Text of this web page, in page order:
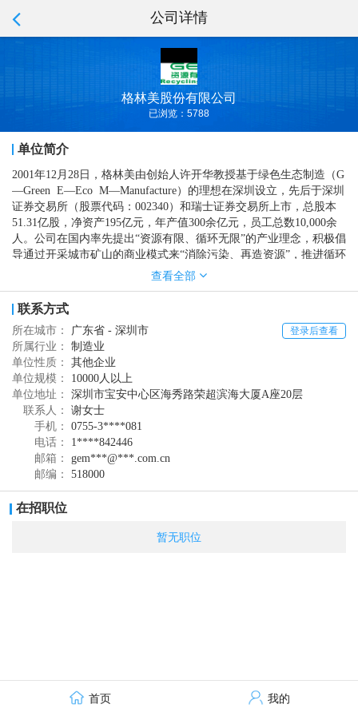
公司详情
格林美股份有限公司
已浏览：5788
单位简介
2001年12月28日，格林美由创始人许开华教授基于绿色生态制造（G
—Green E—Eco M—Manufacture）的理想在深圳设立，先后于深圳
证券交易所（股票代码：002340）和瑞士证券交易所上市，总股本
51.31亿股，净资产195亿元，年产值300余亿元，员工总数10,000余
人。公司在国内率先提出“资源有限、循环无限”的产业理念，积极倡
导通过开采城市矿山的商业模式来“消除污染、再造资源”，推进循环
型社会的发展，遏制全球温室效应，是世界开采城市矿山的领导者
界新能源行业的核心供应商与中国循环经济领军企业。借助中国以
及全球资本市场的力量，公司在中国11省市以及在南非、韩国、印
尼等地建设了19个废物循环处理工厂与新能源材料制造工厂，绿色
发展的足迹辐射世界、覆盖中国40%以上国土面积，与超过5亿人口
建立废物处理合作关系，循环再造钴、镍、锂、铜、钨、金、银、
铂、钯、铑、镓、锗、铟、稀土等30余种稀缺资源，年回收处理退
役动力电池与电子废弃物各占中国总量的10%以上，年回收的镍资源
占中国原镍开采量的20%以上，回收利用的钴资源超过中国原钴开采
量的350%，回收的钨资源占中国原钨开采量的6%以上，被中国政府
先后授予中国国家循环经济教育示范基地、国家生态环境科普基
地、全国中小学环境教育社会实践基地、国家绿色工厂、国家城市
矿山示范基地等国家荣誉，并斩获2018年达沃斯“全球循环经济跨国
公司奖”与2020年保尔森可持续发展绿色创新奖，被作为全球废物再
生成功案例载入世界知名《自然》杂志，被联合国列为有机物
业平台，让中国循环经济水平走向世界。 公司积极对接国家新一轮
坚守“城市矿山开采+新能源材料制造”的绿色产业战略，同全球上下
查看全部
联系方式
登录后查看
所在城市：
广东省 - 深圳市
所属行业：
制造业
单位性质：
其他企业
单位规模：
10000人以上
单位地址：
深圳市宝安中心区海秀路荣超滨海大厦A座20层
联系人：
谢女士
手机：
0755-3****081
电话：
1****842446
邮箱：
gem***@***.com.cn
邮编：
518000
在招职位
暂无职位
首页 我的